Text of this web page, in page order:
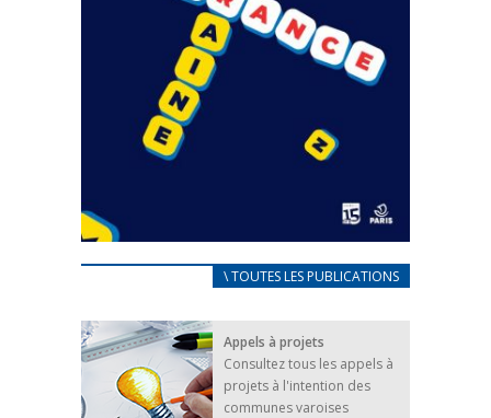
CARNET D’ACCUEIL
25 avril 2022
Afin d’accompagner au mieux les réfugiés
ukrainiens arrivés en France,...
FEUILLETER
\ TOUTES LES PUBLICATIONS
Appels à projets
Consultez tous les appels à
projets à l'intention des
communes varoises